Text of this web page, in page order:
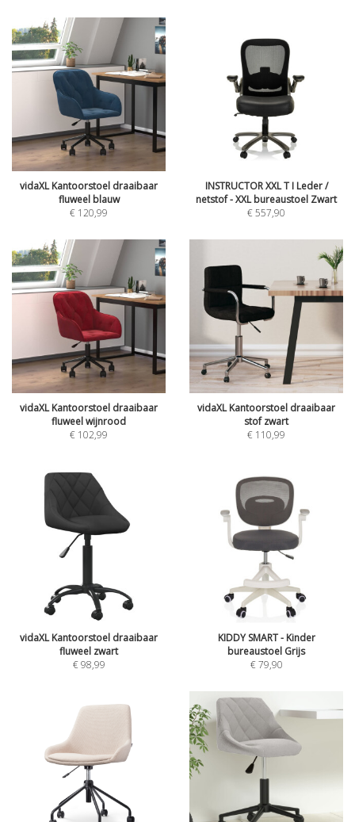
vidaXL Kantoorstoel draaibaar
fluweel blauw
€ 120,99
INSTRUCTOR XXL T I Leder /
netstof - XXL bureaustoel Zwart
€557,90
vidaXL Kantoorstoel draaibaar
fluweel wijnrood
€ 102,99
vidaXL Kantoorstoel draaibaar
stof zwart
€ 110,99
vidaXL Kantoorstoel draaibaar
fluweel zwart
€98,99
KIDDY SMART - Kinder
bureaustoel Grijs
€79,90